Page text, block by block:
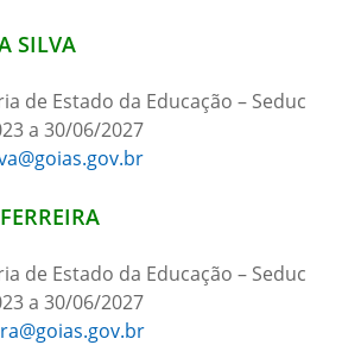
SILVA
de Estado da Educação – Seduc
a 30/06/2027
de Estado da Educação – Seduc
a 30/06/2027